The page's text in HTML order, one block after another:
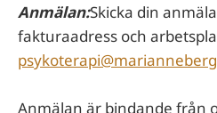
Anmälan:Skicka din
fakturaadress och
Anmälan är bindande från